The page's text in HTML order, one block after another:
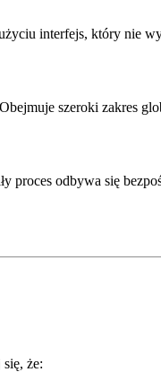
interfejs, który nie
Obejmuje szeroki zakres
proces odbywa się
że: